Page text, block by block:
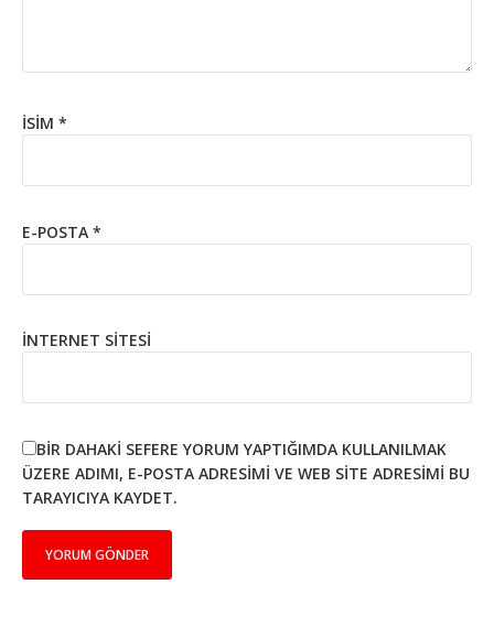
İSIM *
E-POSTA *
İNTERNET SITESI
BIR DAHAKI SEFERE YORUM YAPTIĞIMDA KULLANILMAK
ÜZERE ADIMI, E-POSTA ADRESIMI VE WEB SITE ADRESIMI BU
TARAYICIYA KAYDET.